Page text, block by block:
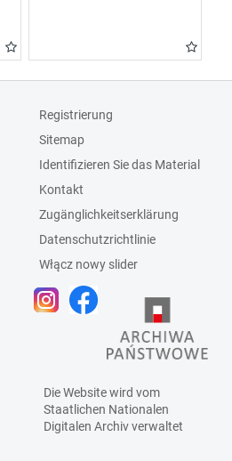
Registrierung
Sitemap
Identifizieren Sie das Material
Kontakt
Zugänglichkeitserklärung
Datenschutzrichtlinie
Włącz nowy slider
Die Website wird vom
Staatlichen Nationalen
Digitalen Archivverwaltet